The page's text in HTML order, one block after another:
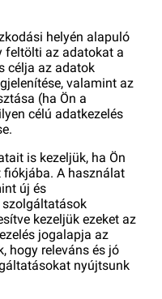
helyén alapuló
feltölti az adatokat a
célja az adatok
valamint az
(ha Ön a
célú adatkezelés
is kezeljük, ha Ön
A használat
új és
kezeljük ezeket az
jogalapja az
hogy releváns és jó
nyújtsunk